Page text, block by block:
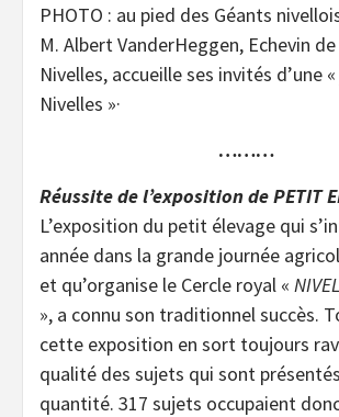
PHOTO : au pied des Géants
M. Albert VanderHeggen, Echevin
Nivelles, accueille ses invités d’une
Nivelles »·
………
Réussite de l’exposition de PETIT
L’exposition du petit élevage qui
année dans la grande journée
et qu’organise le Cercle royal «
», a connu son traditionnel succès.
cette exposition en sort toujours
qualité des sujets qui sont
quantité. 317 sujets occupaient